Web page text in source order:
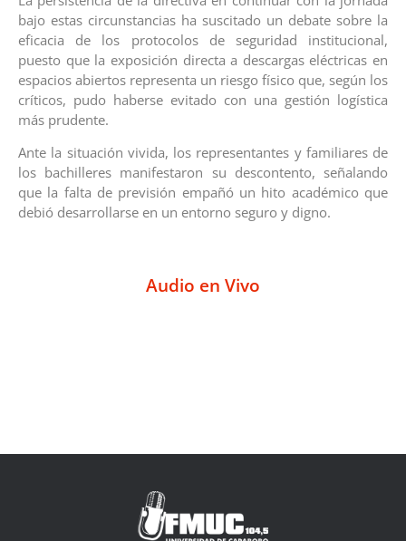
bajo estas circunstancias ha suscitado un debate sobre la
eficacia de los protocolos de seguridad institucional,
puesto que la exposición directa a descargas eléctricas en
espacios abiertos representa un riesgo físico que, según los
críticos, pudo haberse evitado con una gestión logística
más prudente.
Ante la situación vivida, los representantes y familiares de
los bachilleres manifestaron su descontento, señalando
que la falta de previsión empañó un hito académico que
debió desarrollarse en un entorno seguro y digno.
Audio en Vivo